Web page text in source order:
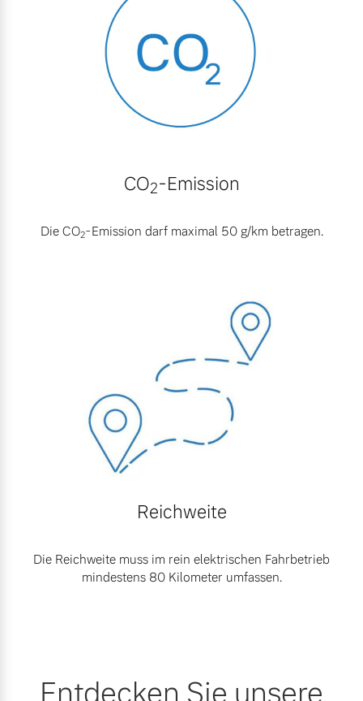
Mehr erfahren
CO2-Emission
Die CO2-Emission darf maximal 50 g/km betragen.
Reichweite
Die Reichweite muss im rein elektrischen Fahrbetrieb
mindestens 80 Kilometer umfassen.